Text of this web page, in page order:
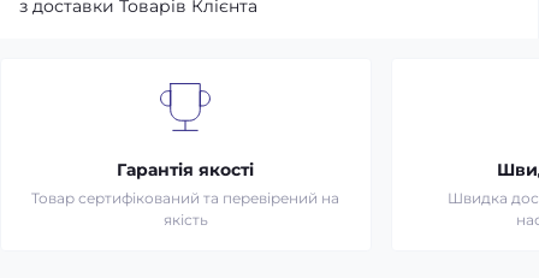
з доставки Товарів Клієнта
Гарантія якості
Товар сертифікований та перевірений на
якість
Швидка